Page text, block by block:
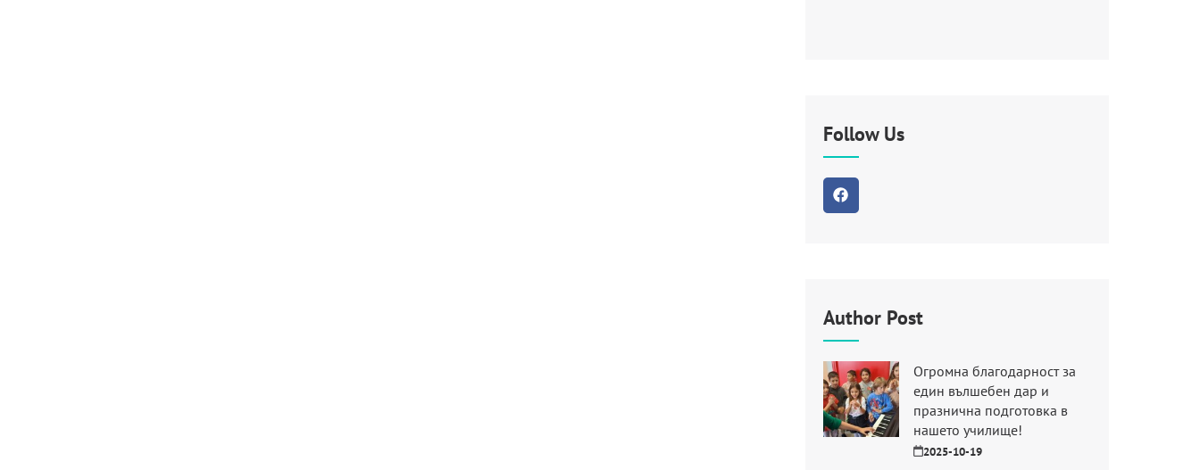
Follow Us
Author Post
Огромна благодарност за
един вълшебен дар и
празнична подготовка в
нашето училище!
2025-10-19